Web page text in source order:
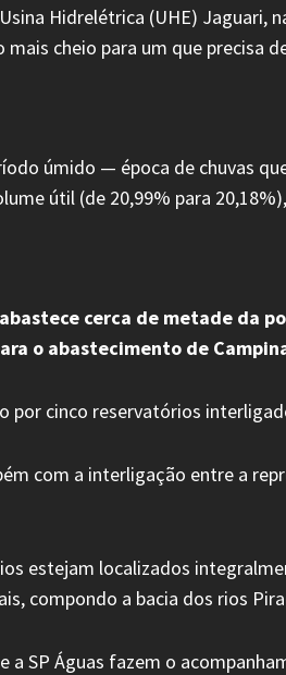
Hidrelétrica (UHE) Jaguari,
cheio para um que precisa
úmido — época de chuvas
útil (de 20,99% para
cerca de metade da
o abastecimento de
por cinco reservatórios
com a interligação entre a
estejam localizados
compondo a bacia dos rios
a SP Águas fazem o